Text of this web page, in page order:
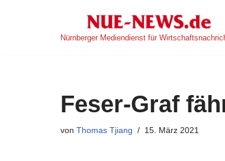
Nürnberger Mediendienst für
Feser-Graf
von Thomas Tjiang 15. März 2021